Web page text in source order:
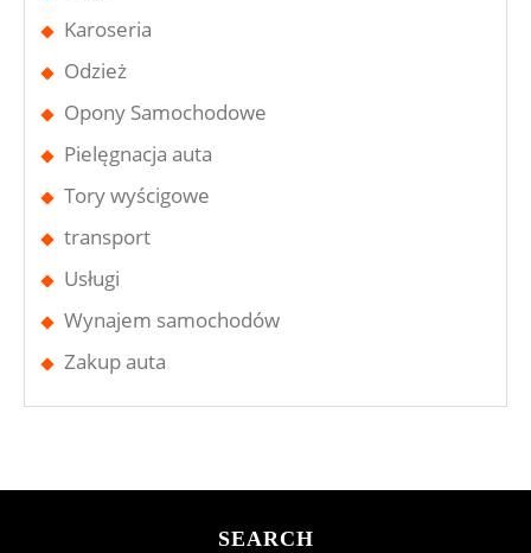
Karoseria
Odzież
Opony Samochodowe
Pielęgnacja auta
Tory wyścigowe
transport
Usługi
Wynajem samochodów
Zakup auta
SEARCH